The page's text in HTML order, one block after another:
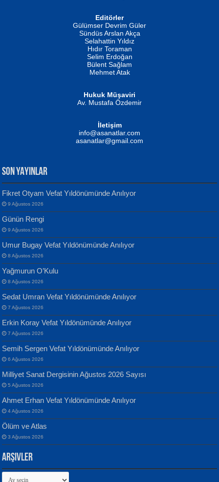
İSMAİL OKUTAN
Erkeklerin Kahrolması Ne Demektir
MUSTAFA KELOĞLU
Yarına İz Bırakmak...
ATİLLA ÖZEN
Sultan Olmadan Önce Eyüp...
EKREM KARABABA
Evvel Zaman Tanrıçası...
Yılmaz Ekinci
Geceye Söylenen...
Banu Sancak
Defterimden İçeri...
İsmail Aydos
İnkisar...
Editörler
Gülümser Devrim Güler
Sündüs Arslan Akça
Selahattin Yıldız
Hıdır Toraman
Selim Erdoğan
Bülent Sağlam
Mehmet Atak
Hukuk Müşaviri
Av. Mustafa Özdemir
İletişim
info@asanatlar.com
asanatlar@gmail.com
SON YAYINLAR
Fikret Otyam Vefat Yıldönümünde Anılıyor
9 Ağustos 2026
Günün Rengi
9 Ağustos 2026
Umur Bugay Vefat Yıldönümünde Anılıyor
8 Ağustos 2026
Yağmurun O’Kulu
8 Ağustos 2026
Sedat Umran Vefat Yıldönümünde Anılıyor
7 Ağustos 2026
Erkin Koray Vefat Yıldönümünde Anılıyor
7 Ağustos 2026
Semih Sergen Vefat Yıldönümünde Anılıyor
6 Ağustos 2026
Milliyet Sanat Dergisinin Ağustos 2026 Sayısı
5 Ağustos 2026
Ahmet Erhan Vefat Yıldönümünde Anılıyor
4 Ağustos 2026
Ölüm ve Atlas
3 Ağustos 2026
Arşivler
Arşivler